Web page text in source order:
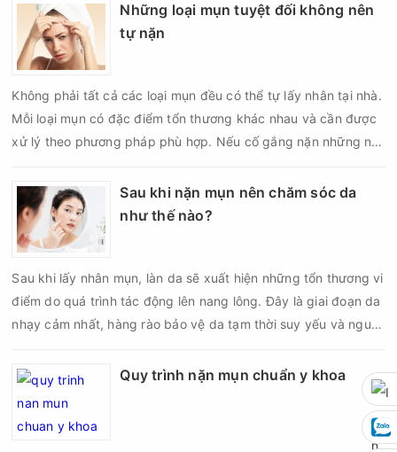
Những loại mụn tuyệt đối không nên
tự nặn
Không phải tất cả các loại mụn đều có thể tự lấy nhân tại nhà.
Mỗi loại mụn có đặc điểm tổn thương khác nhau và cần được
xử lý theo phương pháp phù hợp. Nếu cố gắng nặn những nốt
nên nghiêm trọng hơn, làm tăng nguy cơ nhiễm trùng, để lại
thâm hoặc sẹo khó phục hồi.
Sau khi nặn mụn nên chăm sóc da
như thế nào?
Sau khi lấy nhân mụn, làn da sẽ xuất hiện những tổn thương vi
điểm do quá trình tác động lên nang lông. Đây là giai đoạn da
nhạy cảm nhất, hàng rào bảo vệ da tạm thời suy yếu và nguy
nếu chăm sóc không đúng cách. Chính vì vậy, việc chăm sóc
da sau nặn mụn không chỉ giúp vùng da hồi phục nhanh hơn
mà còn góp phần giảm nguy cơ tái phát mụn và hạn chế các
Quy trình nặn mụn chuẩn y khoa